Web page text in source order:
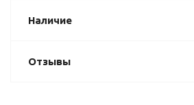
Наличие
Отзывы